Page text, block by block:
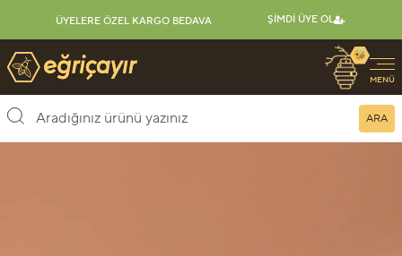
ÜYELERE ÖZEL KARGO BEDAVA ŞIMDI ÜYE OL
Eğriçayır Organik Arı Ürünleri 🐝
MENÜ
ARA